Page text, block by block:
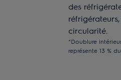
des
circularité.
*Doublure
représente 13 %